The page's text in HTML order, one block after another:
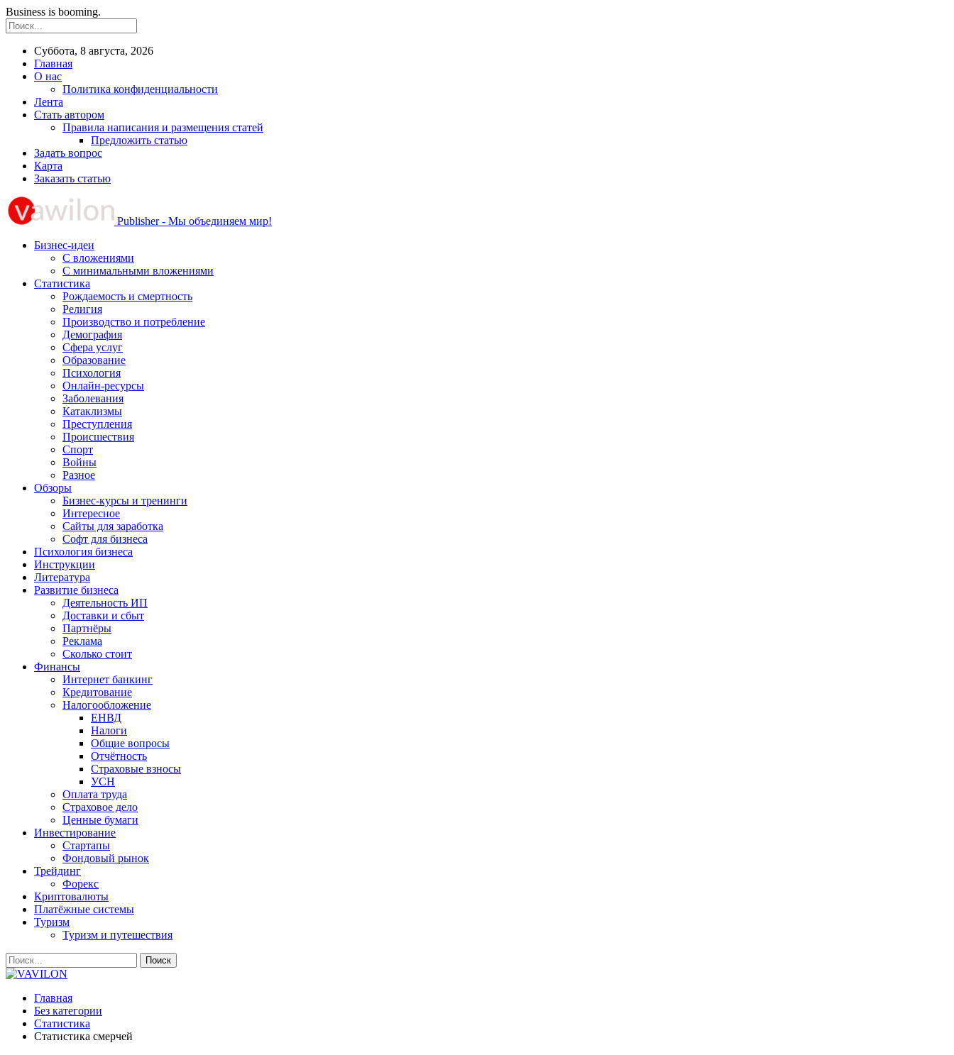
Business is booming.
Суббота, 8 августа, 2026
Главная
О нас
Политика конфиденциальности
Лента
Стать автором
Правила написания и размещения статей
Предложить статью
Задать вопрос
Карта
Заказать статью
Publisher - Мы объединяем мир!
Бизнес-идеи
С вложениями
С минимальными вложениями
Статистика
Рождаемость и смертность
Религия
Производство и потребление
Демография
Сфера услуг
Образование
Психология
Онлайн-ресурсы
Заболевания
Катаклизмы
Преступления
Происшествия
Спорт
Войны
Разное
Обзоры
Бизнес-курсы и тренинги
Интересное
Сайты для заработка
Софт для бизнеса
Психология бизнеса
Инструкции
Литература
Развитие бизнеса
Деятельность ИП
Доставки и сбыт
Партнёры
Реклама
Сколько стоит
Финансы
Интернет банкинг
Кредитование
Налогообложение
ЕНВД
Налоги
Общие вопросы
Отчётность
Страховые взносы
УСН
Оплата труда
Страховое дело
Ценные бумаги
Инвестирование
Стартапы
Фондовый рынок
Трейдинг
Форекс
Криптовалюты
Платёжные системы
Туризм
Туризм и путешествия
Главная
Без категории
Статистика
Статистика смерчей